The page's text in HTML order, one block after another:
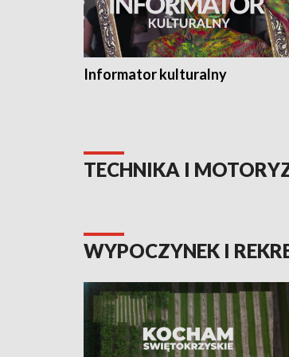
Informator kulturalny
TECHNIKA I
WYPOCZYNEK I